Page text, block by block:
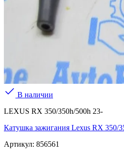
В наличии
LEXUS RX 350/350h/500h 23-
Катушка зажигания Lexus RX 350/
Артикул: 856561